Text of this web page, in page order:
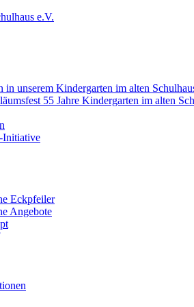
e.V.
in unserem Kindergarten im alten
55 Jahre Kindergarten im alten
Eckpfeiler
Angebote